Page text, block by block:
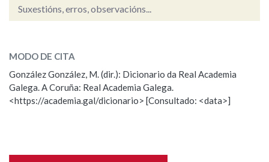
BUSCAR NO CONTIDO
Nas definicións
Suxestións, erros, observacións...
Observación
Nome
MODO DE CITA
González González, M. (dir.): Dicionario da Real Academia
Galega. A Coruña: Real Academia Galega.
<https://academia.gal/dicionario> [Consultado: <data>]